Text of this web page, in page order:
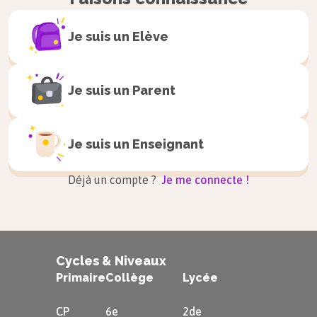
Je suis un Elève
Je suis un Parent
Je suis un Enseignant
Déjà un compte ? Je me connecte !
Cycles & Niveaux
Primaire
CP
Collège
6e
Lycée
2de